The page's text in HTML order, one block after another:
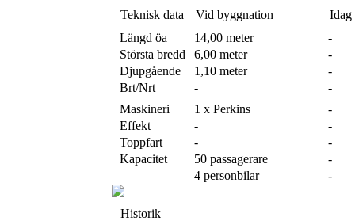
Teknisk data Vid byggnation
Idag
Längd öa
14,00 meter
-
Största bredd
6,00 meter
-
Djupgående
1,10 meter
-
Brt/Nrt
-
-
Maskineri
1 x Perkins
-
Effekt
-
-
Toppfart
-
-
Kapacitet
50 passagerare
-
4 personbilar
-
Historik